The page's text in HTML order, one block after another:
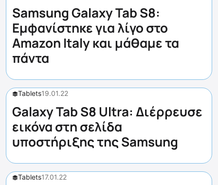
Samsung Galaxy Tab S8:
Εμφανίστηκε για λίγο στο
Amazon Italy και μάθαμε τα
πάντα
Tablets19.01.22
Galaxy Tab S8 Ultra: Διέρρευσε
εικόνα στη σελίδα
υποστήριξης της Samsung
Tablets17.01.22